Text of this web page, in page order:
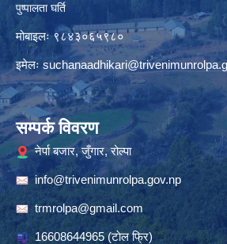
पुष्पालता घर्ति
मोबाइलः ९८४३०६५९८०
इमेलः
सम्पर्क विवरण
नेर्पा बजार, जुँगार, रोल्पा
info@trivenimunrolpa.gov.np
trmrolpa@gmail.com
16608644965(टाेल फ्रि)